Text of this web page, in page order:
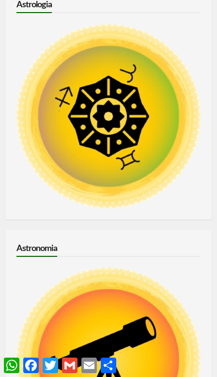
Astrologia
Astronomia
WhatsAppFacebookTwitter Gmail Email